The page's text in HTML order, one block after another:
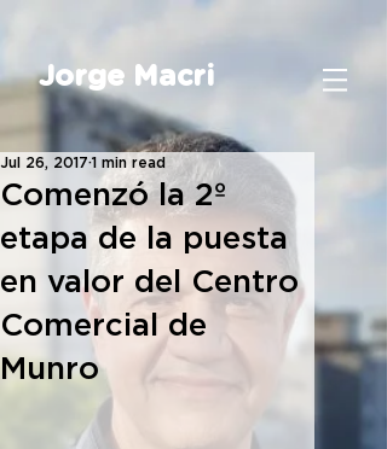
Jorge Macri
Comenzó la 2º
etapa de la puesta
en valor del Centro
Comercial de
Munro
Jul 26, 2017 1 min read